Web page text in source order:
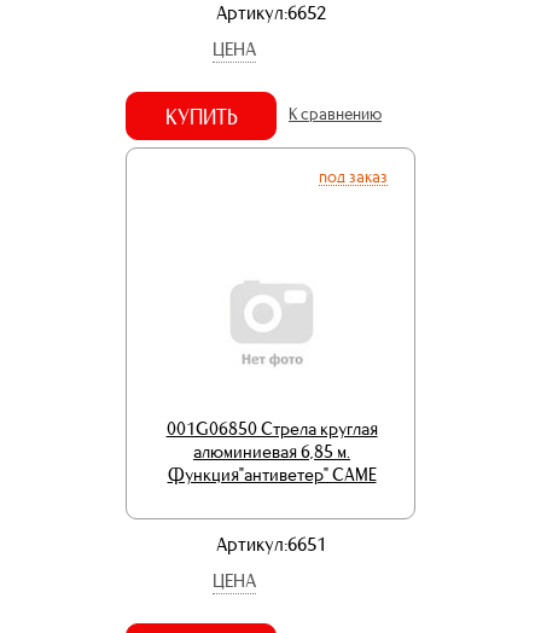
Артикул:6652
ЦЕНА
КУПИТЬ К сравнению
под заказ
001G06850 Стрела круглая
алюминиевая 6,85 м.
Функция"антиветер" CAME
Артикул:6651
ЦЕНА